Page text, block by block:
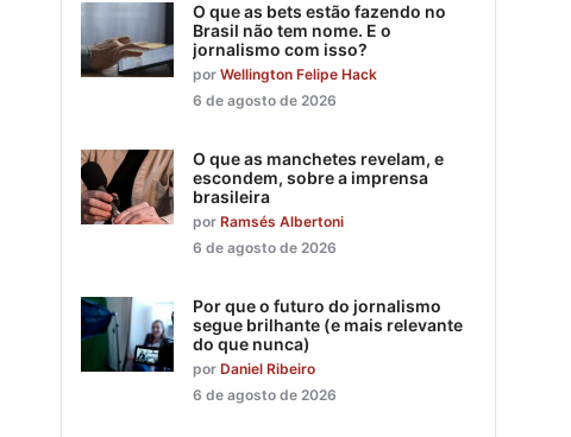
O que as bets estão fazendo no
Brasil não tem nome. E o
jornalismo com isso?
por Wellington Felipe Hack
6 de agosto de 2026
O que as manchetes revelam, e
escondem, sobre a imprensa
brasileira
por Ramsés Albertoni
6 de agosto de 2026
Por que o futuro do jornalismo
segue brilhante (e mais relevante
do que nunca)
por Daniel Ribeiro
6 de agosto de 2026